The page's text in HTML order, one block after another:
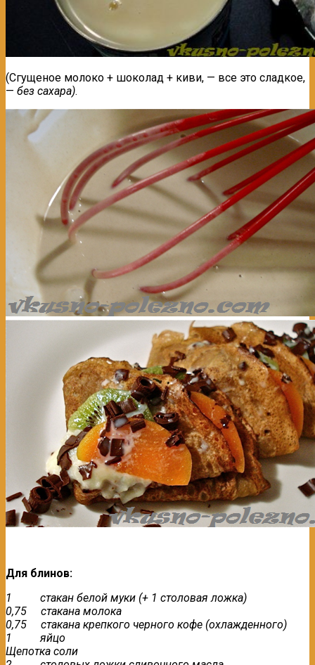
(Сгущеное молоко + шоколад + киви, — все это сладкое,
— без сахара).
Для блинов:
1 стакан белой муки (+ 1 столовая ложка)
0,75 стакана молока
0,75 стакана крепкого черного кофе (охлажденного)
1 яйцо
Щепотка соли